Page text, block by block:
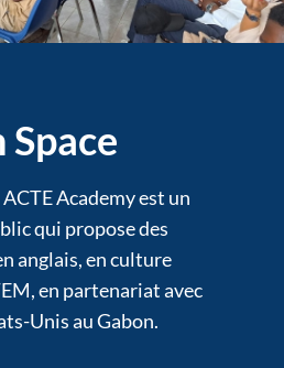
ACTE Academy est un
qui propose des
anglais, en culture
en partenariat avec
Unis au Gabon.